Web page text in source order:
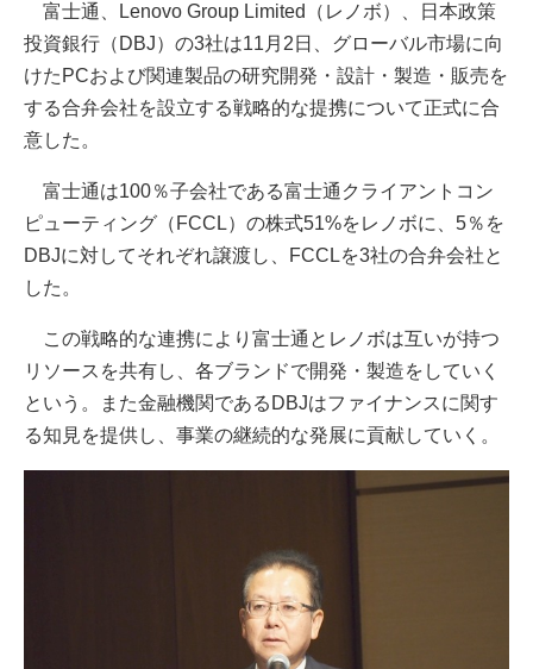
富士通、Lenovo Group Limited（レノボ）、日本政策
投資銀行（DBJ）の3社は11月2日、グローバル市場に向
けたPCおよび関連製品の研究開発・設計・製造・販売を
する合弁会社を設立する戦略的な提携について正式に合
意した。
富士通は100％子会社である富士通クライアントコン
ピューティング（FCCL）の株式51%をレノボに、5％を
DBJに対してそれぞれ譲渡し、FCCLを3社の合弁会社と
した。
この戦略的な連携により富士通とレノボは互いが持つ
リソースを共有し、各ブランドで開発・製造をしていく
という。また金融機関であるDBJはファイナンスに関す
る知見を提供し、事業の継続的な発展に貢献していく。